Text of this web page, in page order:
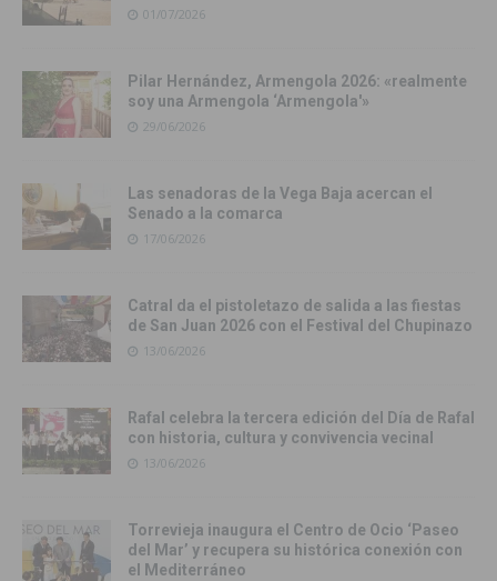
01/07/2026
Pilar Hernández, Armengola 2026: «realmente
soy una Armengola ‘Armengola'»
29/06/2026
Las senadoras de la Vega Baja acercan el
Senado a la comarca
17/06/2026
Catral da el pistoletazo de salida a las fiestas
de San Juan 2026 con el Festival del Chupinazo
13/06/2026
Rafal celebra la tercera edición del Día de Rafal
con historia, cultura y convivencia vecinal
13/06/2026
Torrevieja inaugura el Centro de Ocio ‘Paseo
del Mar’ y recupera su histórica conexión con
el Mediterráneo